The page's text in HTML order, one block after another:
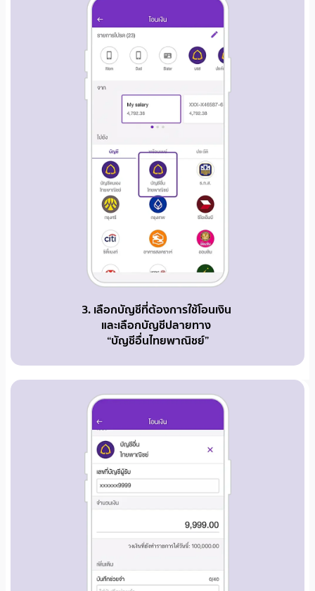
3. เลือกบัญชีที่ต้องการใช้โอนเงิน
และเลือกบัญชีปลายทาง
“บัญชีอื่นไทยพาณิชย์”